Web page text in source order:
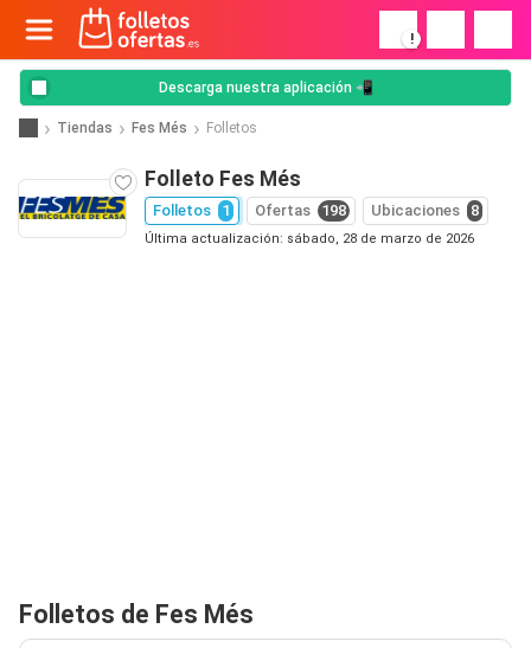
!
Descarga nuestra aplicación 📲
Tiendas Fes Més Folletos
Folleto Fes Més
Folletos 1 Ofertas 198 Ubicaciones 8
Última actualización: sábado, 28 de marzo de 2026
Folletos de Fes Més